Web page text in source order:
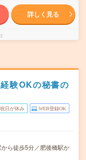
詳しく見る
験OKの秘書の
日が休み WEB登録OK
ら徒歩5分／肥後橋駅か